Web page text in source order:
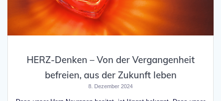
HERZ-Denken – Von der Vergangenheit
befreien, aus der Zukunft leben
8. Dezember 2024